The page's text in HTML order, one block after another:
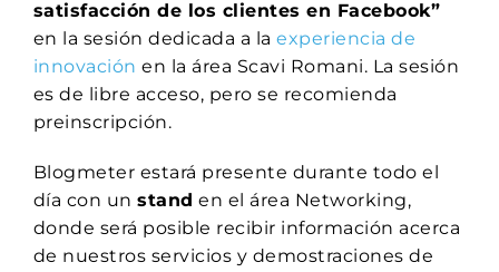
satisfacción de los clientes en Facebook”
en la sesión dedicada a laexperiencia de
innovación en la área Scavi Romani. La sesión
es de libre acceso, pero se recomienda
preinscripción.
Blogmeter estará presente durante todo el
día con unstand en el área Networking,
donde será posible recibir información acerca
de nuestros servicios y demostraciones de